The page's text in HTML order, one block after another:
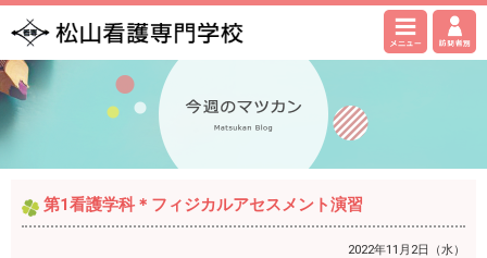
第1看護学科＊フィジカルアセスメント演習
2022年11月2日（水）